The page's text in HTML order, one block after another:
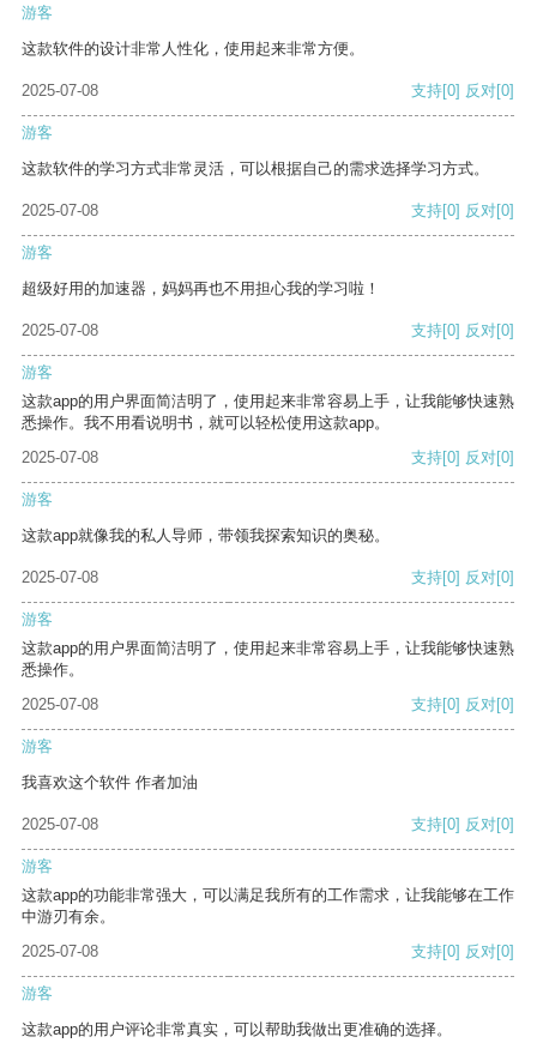
游客
这款软件的设计非常人性化，使用起来非常方便。
2025-07-08 支持[0] 反对[0]
游客
这款软件的学习方式非常灵活，可以根据自己的需求选择学习方式。
2025-07-08 支持[0] 反对[0]
游客
超级好用的加速器，妈妈再也不用担心我的学习啦！
2025-07-08 支持[0] 反对[0]
游客
这款app的用户界面简洁明了，使用起来非常容易上手，让我能够快速熟
悉操作。我不用看说明书，就可以轻松使用这款app。
2025-07-08
支持[0] 反对[0]
游客
这款app就像我的私人导师，带领我探索知识的奥秘。
2025-07-08 支持[0] 反对[0]
游客
这款app的用户界面简洁明了，使用起来非常容易上手，让我能够快速熟
悉操作。
2025-07-08
支持[0] 反对[0]
游客
我喜欢这个软件 作者加油
2025-07-08 支持[0] 反对[0]
游客
这款app的功能非常强大，可以满足我所有的工作需求，让我能够在工作
中游刃有余。
2025-07-08
支持[0] 反对[0]
游客
这款app的用户评论非常真实，可以帮助我做出更准确的选择。